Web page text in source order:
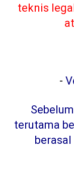
teknis
-
terutama